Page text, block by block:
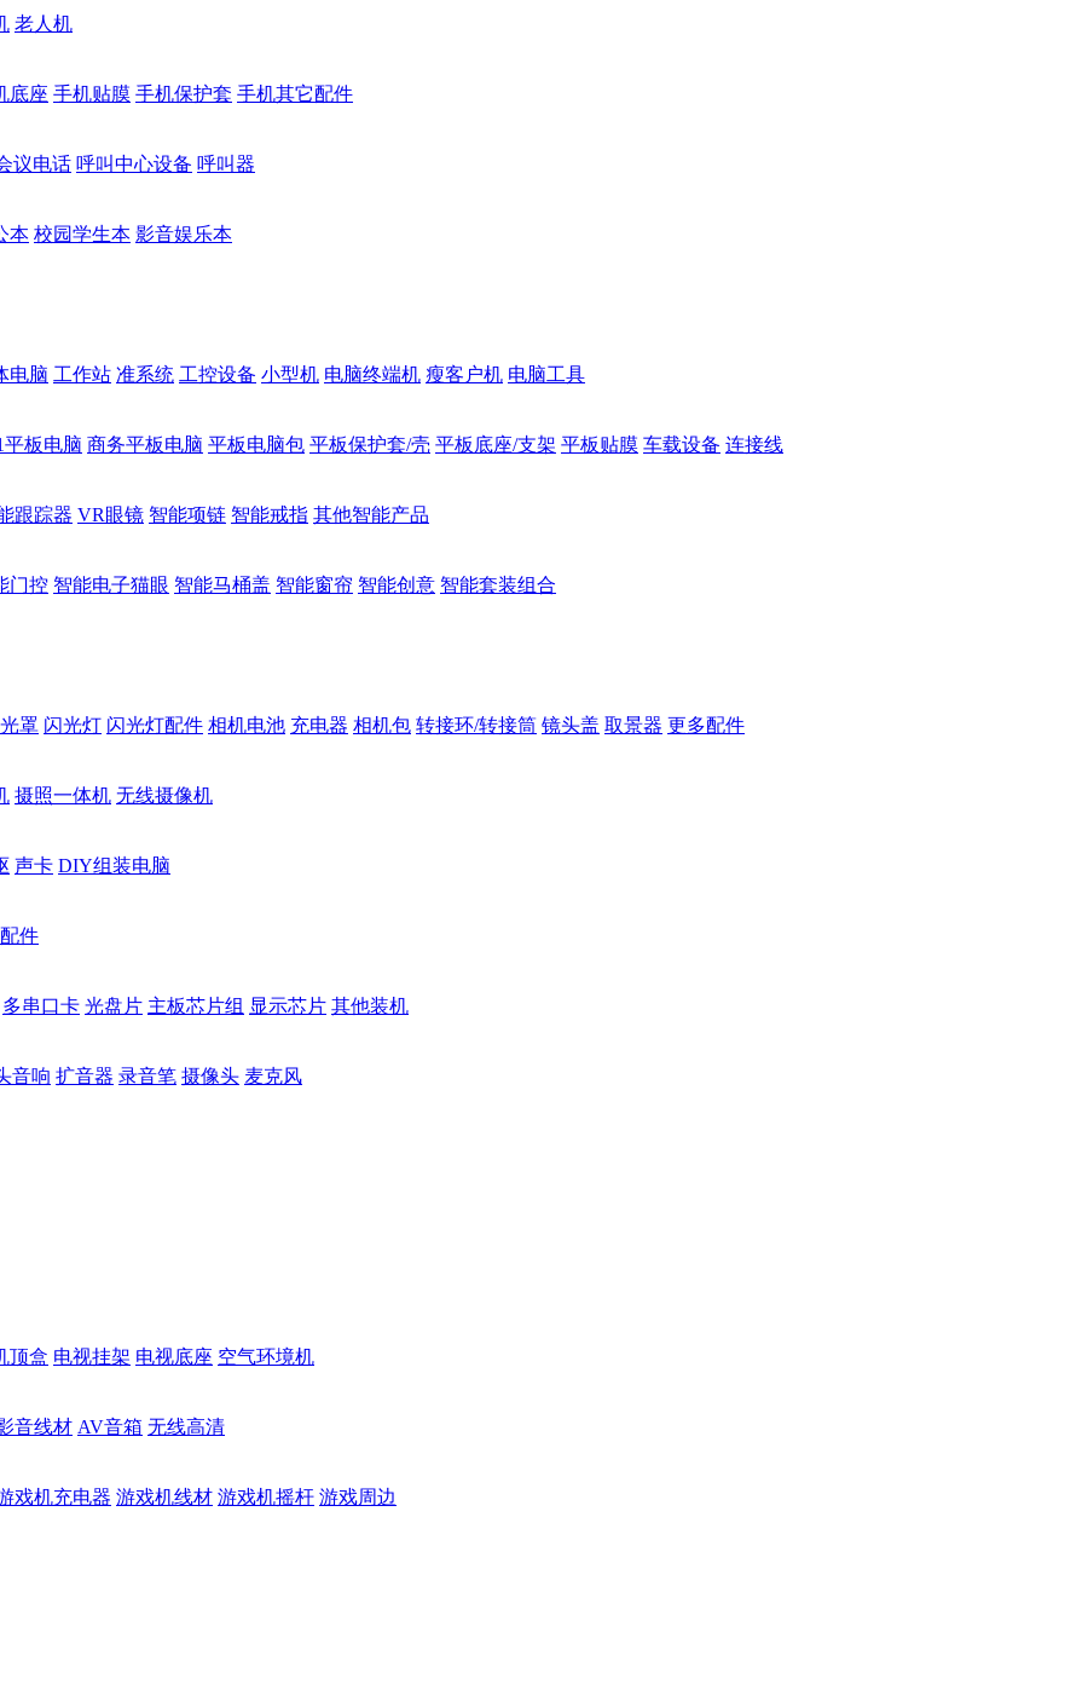
老人机
底座 手机贴膜 手机保护套 手机其它配件
议电话 呼叫中心设备 呼叫器
本 校园学生本 影音娱乐本
电脑 工作站 准系统 工控设备 小型机 电脑终端机 瘦客户机 电脑工具
平板电脑 商务平板电脑 平板电脑包 平板保护套/壳 平板底座/支架 平板贴膜 车载设备 连接线
跟踪器 VR眼镜 智能项链 智能戒指 其他智能产品
门控 智能电子猫眼 智能马桶盖 智能窗帘 智能创意 智能套装组合
罩 闪光灯 闪光灯配件 相机电池 充电器 相机包 转接环/转接筒 镜头盖 取景器 更多配件
摄照一体机 无线摄像机
声卡 DIY组装电脑
件
多串口卡 光盘片 主板芯片组 显示芯片 其他装机
音响 扩音器 录音笔 摄像头 麦克风
顶盒 电视挂架 电视底座 空气环境机
音线材 AV音箱 无线高清
戏机充电器 游戏机线材 游戏机摇杆 游戏周边